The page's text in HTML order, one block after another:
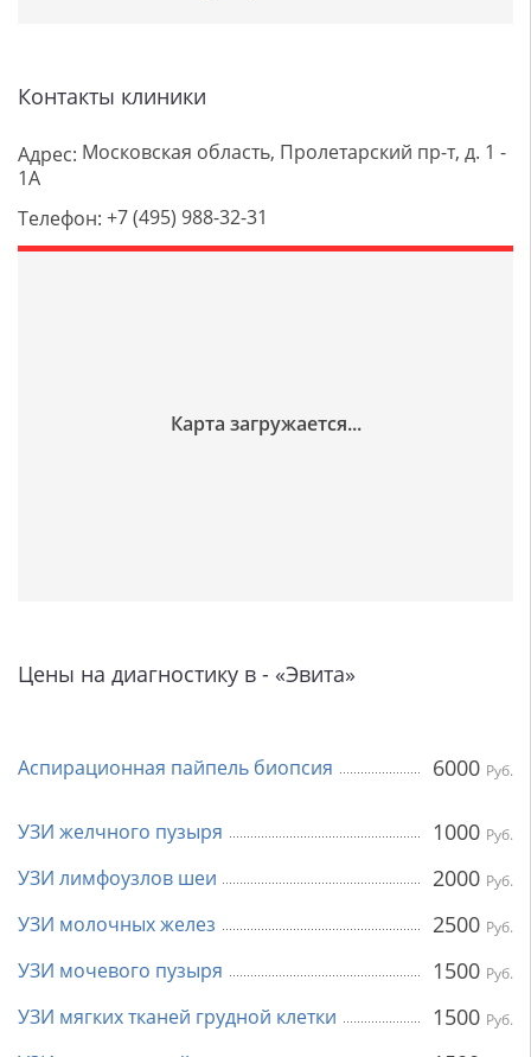
Контакты клиники
Адрес: Московская область, Пролетарский пр-т, д. 1 -
1А
Телефон: +7 (495) 988-32-31
Цены на диагностику в - «Эвита»
Аспирационная пайпель биопсия 6000 Руб.
УЗИ желчного пузыря 1000 Руб.
УЗИ лимфоузлов шеи 2000 Руб.
УЗИ молочных желез 2500 Руб.
УЗИ мочевого пузыря 1500 Руб.
УЗИ мягких тканей грудной клетки 1500 Руб.